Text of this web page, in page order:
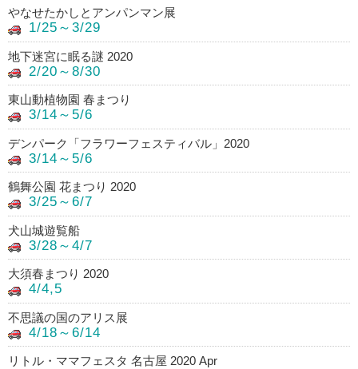
やなせたかしとアンパンマン展
1/25～3/29
地下迷宮に眠る謎 2020
2/20～8/30
東山動植物園 春まつり
3/14～5/6
デンパーク「フラワーフェスティバル」2020
3/14～5/6
鶴舞公園 花まつり 2020
3/25～6/7
犬山城遊覧船
3/28～4/7
大須春まつり 2020
4/4,5
不思議の国のアリス展
4/18～6/14
リトル・ママフェスタ 名古屋 2020 Apr